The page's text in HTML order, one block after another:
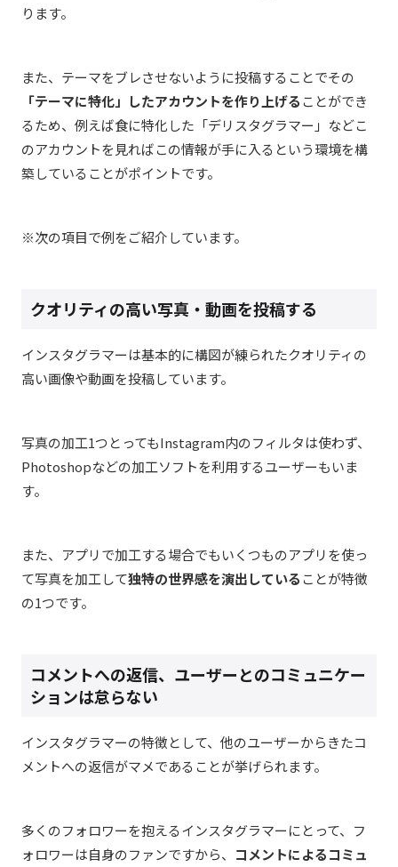
ります。
また、テーマをブレさせないように投稿することでその
「テーマに特化」したアカウントを作り上げることができ
るため、例えば食に特化した「デリスタグラマー」などこ
のアカウントを見ればこの情報が手に入るという環境を構
築していることがポイントです。
※次の項目で例をご紹介しています。
クオリティの高い写真・動画を投稿する
インスタグラマーは基本的に構図が練られたクオリティの
高い画像や動画を投稿しています。
写真の加工1つとってもInstagram内のフィルタは使わず、
Photoshopなどの加工ソフトを利用するユーザーもいま
す。
また、アプリで加工する場合でもいくつものアプリを使っ
て写真を加工して独特の世界感を演出していることが特徴
の1つです。
コメントへの返信、ユーザーとのコミュニケー
ションは怠らない
インスタグラマーの特徴として、他のユーザーからきたコ
メントへの返信がマメであることが挙げられます。
多くのフォロワーを抱えるインスタグラマーにとって、フ
ォロワーは自身のファンですから、 コメントによるコミュ